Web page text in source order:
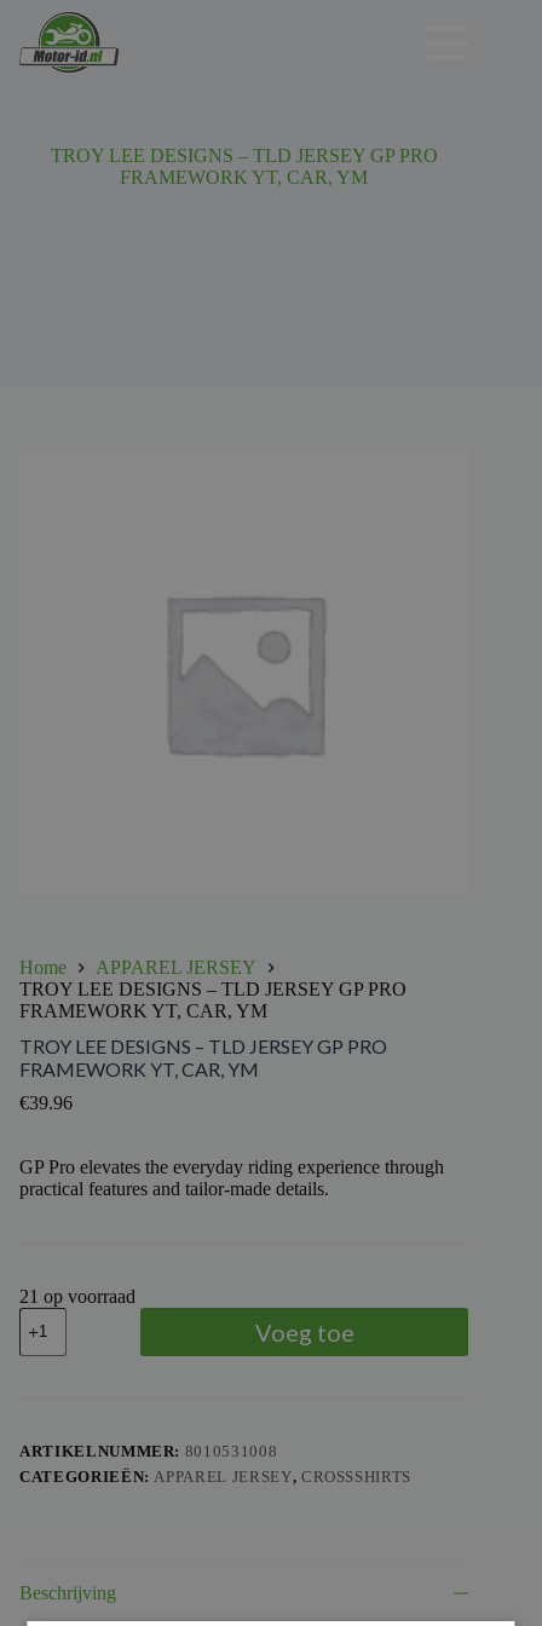
TROY LEE DESIGNS – TLD JERSEY GP PRO
FRAMEWORK YT, CAR, YM
Home
APPAREL JERSEY
TROY LEE DESIGNS – TLD JERSEY GP PRO
FRAMEWORK YT, CAR, YM
TROY LEE DESIGNS – TLD JERSEY GP PRO
FRAMEWORK YT, CAR, YM
€39.96
GP Pro elevates the everyday riding experience through
practical features and tailor-made details.
21 op voorraad
TROY
LEE
DESIGNS
PRO
FRAMEWORK
Voeg toe
ARTIKELNUMMER: 8010531008
CATEGORIEËN: APPAREL JERSEY, CROSSSHIRTS
Beschrijving